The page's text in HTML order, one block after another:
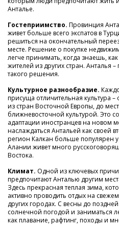
Анталье.
Гостеприимство. Провинция
живет больше всего экспатов в
решиться на окончательный
месте. Решение о покупке
легче принимать, когда знаешь,
жителей из других стран. Анталья
такого решения.
Культурное разнообразие.
присуща отличительная культура –
из стран Восточной Европы, до
ближневосточной культурой. Это
адаптации иностранцев на новом
наслаждаться Антальей как своей
регион Калкан больше популярен у
Алании живет много
Востока.
Климат. Одной из ключевых
предпочитают Анталью другим
Здесь прекрасная теплая зима,
активно проводить отдых на
других городах. С весны до
солнечной погодой и заниматься
как плавание, рафтинг, походы и